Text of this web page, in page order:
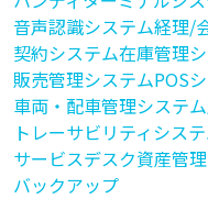
音声認識システム経理/
契約システム在庫管理
販売管理システムPOS
車両・配車管理システム
トレーサビリティシス
サービスデスク資産管理
バックアップ